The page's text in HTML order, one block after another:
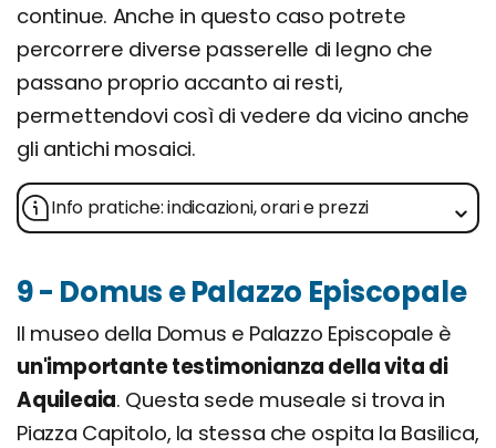
continue. Anche in questo caso potrete
percorrere diverse passerelle di legno che
passano proprio accanto ai resti,
permettendovi così di vedere da vicino anche
gli antichi mosaici.
Info pratiche: indicazioni, orari e prezzi
9 - Domus e Palazzo Episcopale
Il museo della Domus e Palazzo Episcopale è
un'importante testimonianza della vita di
Aquileaia. Questa sede museale si trova in
Piazza Capitolo, la stessa che ospita la Basilica,